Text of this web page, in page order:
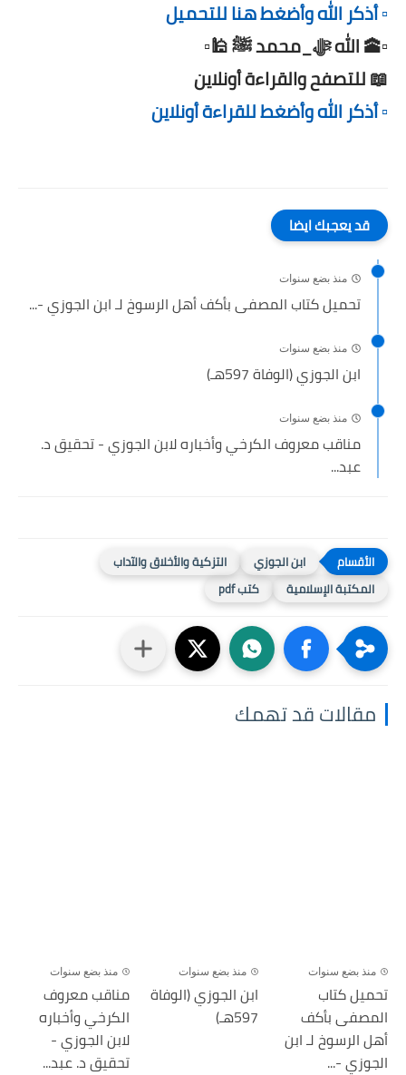
▫️ أذكر الله وأضغط هنا للتحميل
▫️🕋 الله ﷻ_محمد ﷺ 🕌▫️
📖 للتصفح والقراءة أونلاين
▫️ أذكر الله وأضغط للقراءة أونلاين
قد يعجبك ايضا
منذ بضع سنوات
تحميل كتاب المصفى بأكف أهل الرسوخ لـ ابن الجوزي -...
منذ بضع سنوات
ابن الجوزي (الوفاة 597هـ)
منذ بضع سنوات
مناقب معروف الكرخي وأخباره لابن الجوزي - تحقيق د.
عبد...
ابن الجوزي
التزكية والأخلاق والآداب
المكتبة الإسلامية
كتب pdf
مقالات قد تهمك
منذ بضع سنوات
تحميل كتاب
المصفى بأكف
أهل الرسوخ لـ ابن
الجوزي -...
منذ بضع سنوات
ابن الجوزي (الوفاة
597هـ)
منذ بضع سنوات
مناقب معروف
الكرخي وأخباره
لابن الجوزي -
تحقيق د. عبد...